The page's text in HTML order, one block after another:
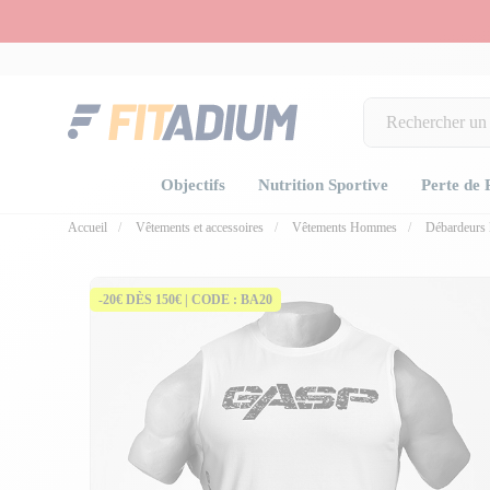
Objectifs Nutrition Sportive Perte de
Accueil Vêtements et accessoires Vêtements Hommes Débardeurs
-20€ DÈS 150€ | CODE : BA20